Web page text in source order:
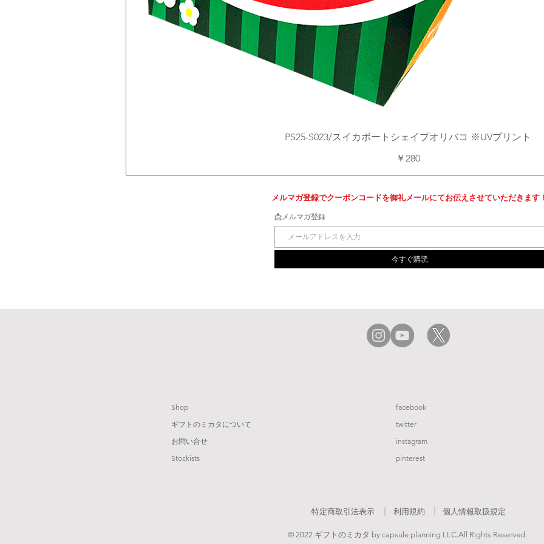
クイックビュー
PS25-S023/スイカボートシェイプオリバコ ※UVプリント
価格
￥280
メルマガ登録でクーポンコードを御礼メールにてお伝えさせていただきます
📩メルマガ登録
今すぐ購読
Shop
ギフトのミカタについて
お問い合せ
Stockists
facebook
twitter
instagram
pinterest
特定商取引法表示 ​利用規約 個人情報取扱規定
© 2022 ギフトのミカタ by capsule planning LLC.All Rights Reserved.